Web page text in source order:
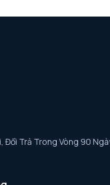
Trả Trong Vòng 90